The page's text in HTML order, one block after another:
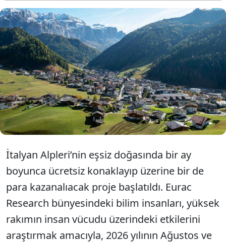
İtalya'da turistlerin yoğun ilgi gösterdiği
Alpler'de, bilim insanları deney için 1 ay
ücretsiz konaklayacak gönüllü arıyor. Ayrıca
bu kişilere belli bir miktar para da verilecek.
İtalyan Alpleri’nin eşsiz doğasında bir ay
boyunca ücretsiz konaklayıp üzerine bir de
para kazanalıacak proje başlatıldı. Eurac
Research bünyesindeki bilim insanları, yüksek
rakımın insan vücudu üzerindeki etkilerini
araştırmak amacıyla, 2026 yılının Ağustos ve